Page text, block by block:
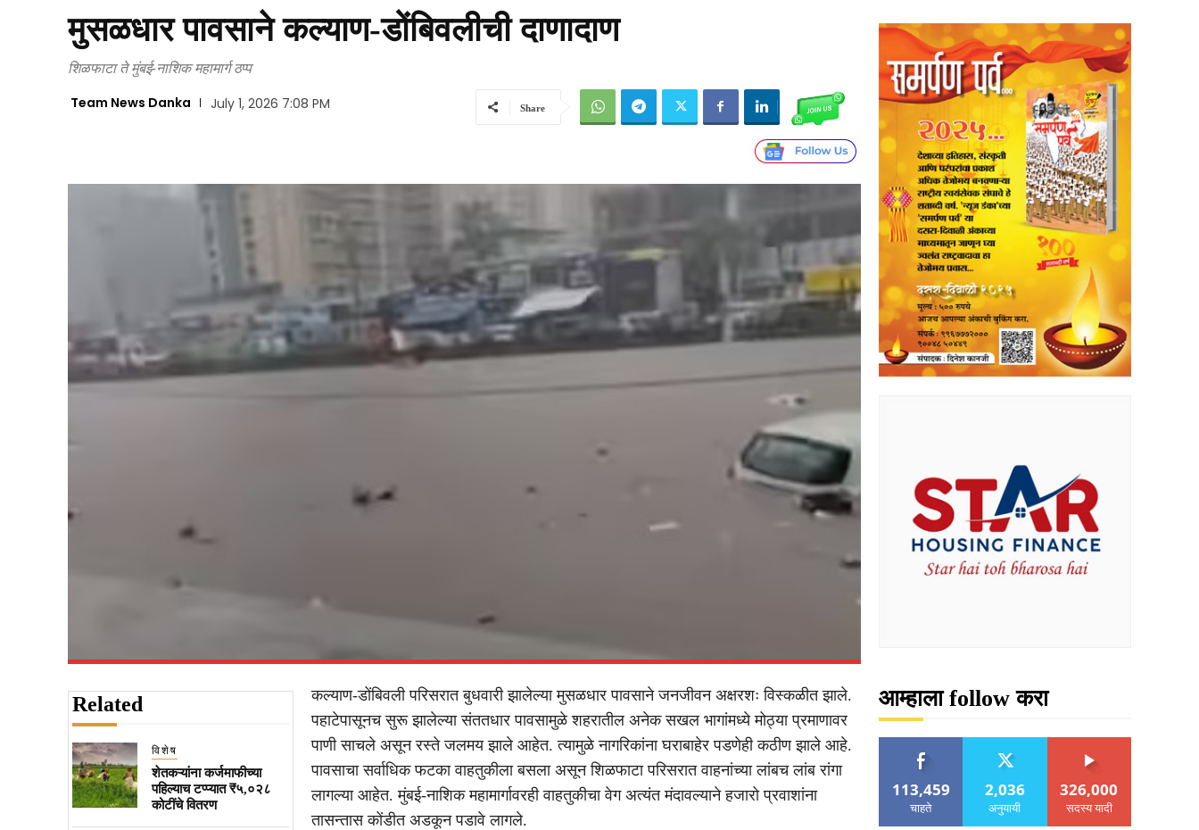
मुसळधार पावसाने कल्याण-डोंबिवलीची दाणादाण
शिळफाटा ते मुंबई-नाशिक महामार्ग ठप्प
Team News Danka July 1, 2026 7:08 PM Share
Related
विशेष
शेतकऱ्यांना कर्जमाफीच्या
पहिल्याच टप्प्यात ₹५,०२८
कोटींचे वितरण
कल्याण-डोंबिवली परिसरात बुधवारी झालेल्या मुसळधार पावसाने जनजीवन अक्षरशः विस्कळीत झाले.
पहाटेपासूनच सुरू झालेल्या संततधार पावसामुळे शहरातील अनेक सखल भागांमध्ये मोठ्या प्रमाणावर
पाणी साचले असून रस्ते जलमय झाले आहेत. त्यामुळे नागरिकांना घराबाहेर पडणेही कठीण झाले आहे.
पावसाचा सर्वाधिक फटका वाहतुकीला बसला असून शिळफाटा परिसरात वाहनांच्या लांबच लांब रांगा
लागल्या आहेत. मुंबई-नाशिक महामार्गावरही वाहतुकीचा वेग अत्यंत मंदावल्याने हजारो प्रवाशांना
तासन्तास कोंडीत अडकून पडावे लागले.
आम्हाला follow करा
113,459
चाहते
2,036
अनुयायी
326,000
सदस्य यादी